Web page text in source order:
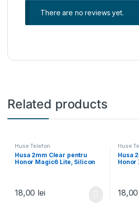
There are no reviews yet.
Related products
Huse Telefon
Husa 2mm Clear pentru
Honor Magic6 Lite, Silicon
18,00 lei
Huse
Husa
Honor
18,00